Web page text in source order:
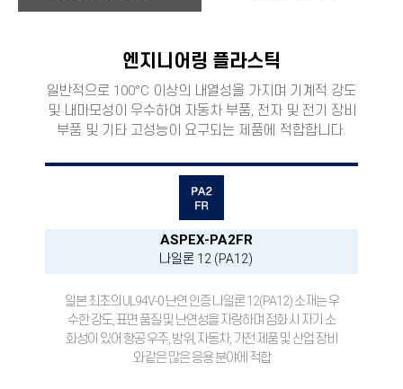
엔지니어링 플라스틱
일반적으로 100°C 이상의 내열성을 가지며 기계적 강도
및 내마모성이 우수하여 자동차 부품, 전자 및 전기 장비
부품 및 기타 고성능이 요구되는 제품에 적합합니다.
ASPEX-PA2FR
나일론 12 (PA12)
일본 최초의 UL94V-0 난연 인증 나일론 12(PA12) 소재는 우
수한 강도, 표면 품질 및 난연성을 자랑하며 점화 시 자기 소
화성이 있어 항공 우주, 방위, 자동차, 가전 제품 및 산업 장비
와 같은 많은 응용 분야에 적합